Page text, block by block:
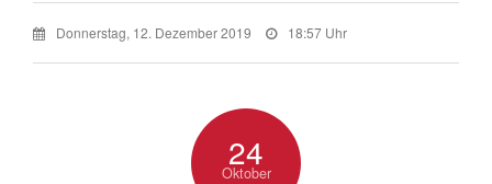
Donnerstag, 12. Dezember 2019 18:57 Uhr
24
Oktober